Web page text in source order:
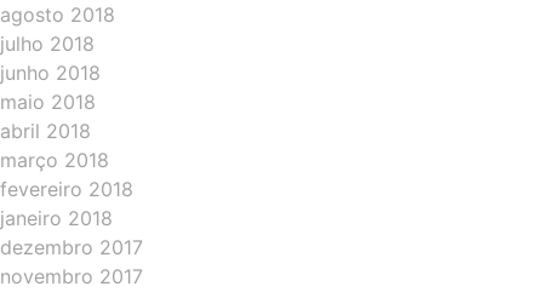
agosto 2018
julho 2018
junho 2018
maio 2018
abril 2018
março 2018
fevereiro 2018
janeiro 2018
dezembro 2017
novembro 2017